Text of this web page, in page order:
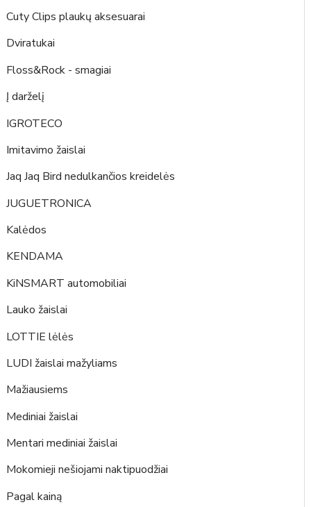
Cuty Clips plaukų aksesuarai
Dviratukai
Floss&Rock - smagiai
Į darželį
IGROTECO
Imitavimo žaislai
Jaq Jaq Bird nedulkančios kreidelės
JUGUETRONICA
Kalėdos
KENDAMA
KiNSMART automobiliai
Lauko žaislai
LOTTIE lėlės
LUDI žaislai mažyliams
Mažiausiems
Mediniai žaislai
Mentari mediniai žaislai
Mokomieji nešiojami naktipuodžiai
Pagal kainą